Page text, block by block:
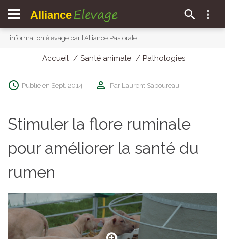
Alliance Elevage
L'information élevage par l'Alliance Pastorale
Accueil Santé animale Pathologies
Publié en Sept. 2014 Par Laurent Saboureau
Stimuler la flore ruminale
pour améliorer la santé du
rumen